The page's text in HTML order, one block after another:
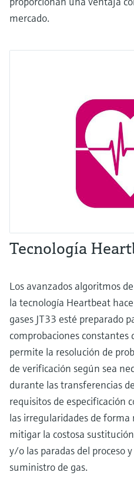
mercado.
Tecnología
Los avanzados algoritmos
la tecnología Heartbeat
gases JT33 esté preparado
comprobaciones constantes
permite la resolución de
de verificación según sea
durante las transferencias
requisitos de especificación
las irregularidades de forma
mitigar la costosa
y/o las paradas del proceso
suministro de gas.